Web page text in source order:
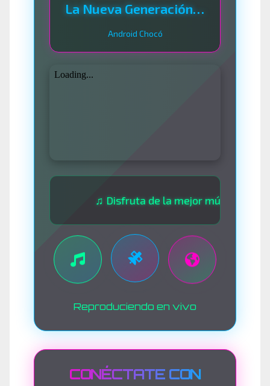
La Nueva Generación Del Sistema
Android Chocó
♫ Disfruta de la mejor música las 24 horas
Reproduciendo en vivo
CONÉCTATE CON